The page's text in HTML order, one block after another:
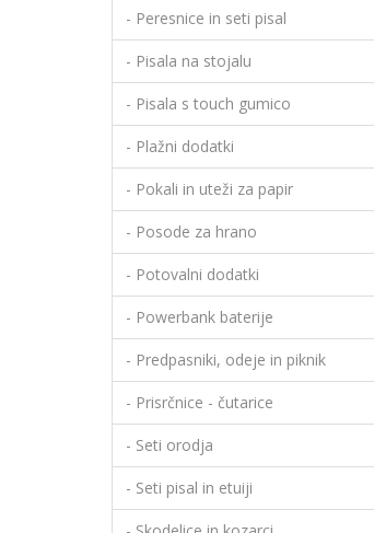
- Peresnice in seti pisal
- Pisala na stojalu
- Pisala s touch gumico
- Plažni dodatki
- Pokali in uteži za papir
- Posode za hrano
- Potovalni dodatki
- Powerbank baterije
- Predpasniki, odeje in piknik
- Prisrčnice - čutarice
- Seti orodja
- Seti pisal in etuiji